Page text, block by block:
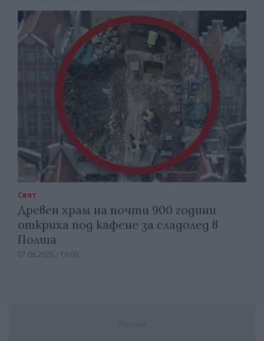
Свят
Древен храм на почти 900 години
откриха под кафене за сладолед в
Полша
07.08.2026 / 16:00